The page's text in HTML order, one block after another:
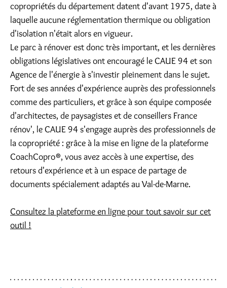
copropriétés du département datent d'avant 1975, date à
laquelle aucune réglementation thermique ou obligation
d'isolation n'était alors en vigueur.
Le parc à rénover est donc très important, et les dernières
obligations législatives ont encouragé le CAUE 94 et son
Agence de l'énergie à s'investir pleinement dans le sujet.
Fort de ses années d'expérience auprès des professionnels
comme des particuliers, et grâce à son équipe composée
d'architectes, de paysagistes et de conseillers France
rénov', le CAUE 94 s'engage auprès des professionnels de
la copropriété : grâce à la mise en ligne de la plateforme
CoachCopro®, vous avez accès à une expertise, des
retours d'expérience et à un espace de partage de
documents spécialement adaptés au Val-de-Marne.
Consultez la plateforme en ligne pour tout savoir sur cet
outil !